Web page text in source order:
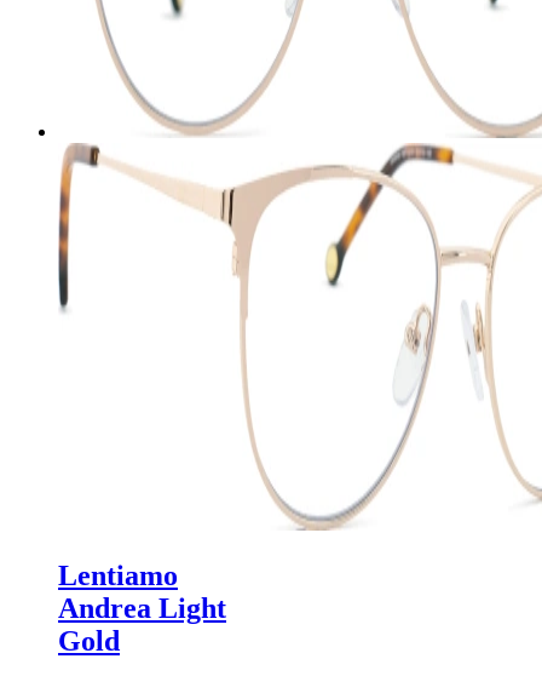
Lentiamo
Andrea Light
Gold